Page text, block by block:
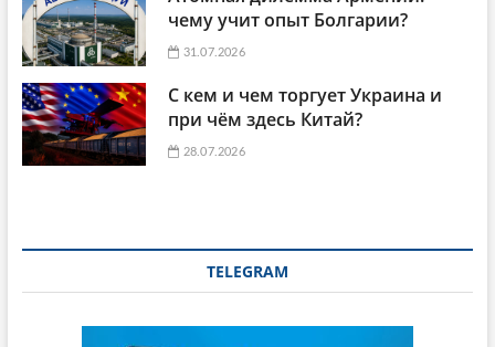
чему учит опыт Болгарии?
31.07.2026
С кем и чем торгует Украина и
при чём здесь Китай?
28.07.2026
TELEGRAM